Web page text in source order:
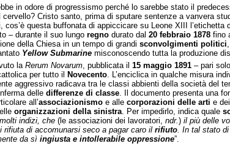
in odore di progressismo perché lo sarebbe stato il
Cristo santo, prima di sputare sentenze a vanvera
cos’è questa buffonata di appiccicare su Leone XIII l’etichetta
– durante il suo lungo regno durato dal 20 febbraio 1878 fino
della Chiesa in un tempo di grandi sconvolgimenti politici
Yellow Submarine misconoscendo tutta la produzione
la Rerum Novarum, pubblicata il 15 maggio 1891 – pari
per tutto il
Novecento. L’enciclica in qualche misura
aggressivo radicava tra le classi abbienti della società del
delle differenze di classe. Il documento presenta una
all’associazionismo e alle corporazioni delle arti e dei
organizzazioni della sinistra. Per impedirlo, indica quale
indizi, che (le associazioni dei lavoratori, ndr.) il più delle
rifiuta di accomunarsi seco a pagar caro il rifiuto. In tal stato di
da sì ingiusta e intollerabile oppressione”.